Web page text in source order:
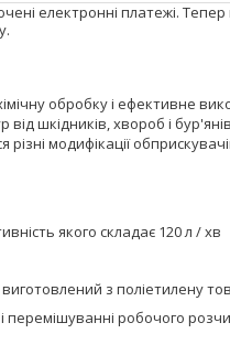
електронні платежі.
обробку і ефективне
від шкідників, хвороб і
модифікації
якого складає 120 л / хв
з поліетилену
перемішуванні робочого